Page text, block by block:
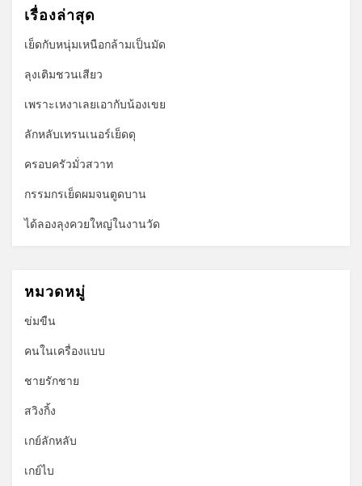
เรื่องล่าสุด
เย็ดกับหนุ่มเหนือกล้ามเป็นมัด
ลุงเติมชวนเสียว
เพราะเหงาเลยเอากับน้องเขย
ลักหลับเทรนเนอร์เย็ดดุ
ครอบครัวมั่วสวาท
กรรมกรเย็ดผมจนตูดบาน
ได้ลองลุงควยใหญ่ในงานวัด
หมวดหมู่
ข่มขืน
คนในเครื่องแบบ
ชายรักชาย
สวิงกิ้ง
เกย์ลักหลับ
เกย์ไบ